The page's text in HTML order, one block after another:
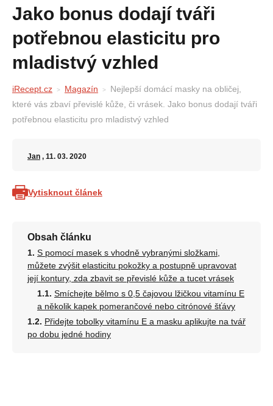
Jako bonus dodají tváři
potřebnou elasticitu pro
mladistvý vzhled
iRecept.cz Magazín
Nejlepší domácí masky na obličej,
které vás zbaví převislé kůže, či vrásek. Jako bonus dodají tváři
potřebnou elasticitu pro mladistvý vzhled
Jan , 11. 03. 2020
Vytisknout článek
Obsah článku
S pomocí masek s vhodně vybranými složkami,
můžete zvýšit elasticitu pokožky a postupně upravovat
její kontury, zda zbavit se převislé kůže a tucet vrásek
Smíchejte bělmo s 0,5 čajovou lžičkou vitamínu E
a několik kapek pomerančové nebo citrónové šťávy
Přidejte tobolky vitamínu E a masku aplikujte na tvář
po dobu jedné hodiny